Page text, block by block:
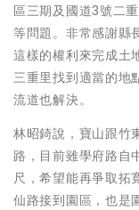
區三期及國道3號二
等問題。非常感謝縣
這樣的權利來完成土
三重里找到適當的地
流道也解決。
林昭錡說，寶山跟竹
路，目前雖學府路自
尺，希望能再爭取拓
仙路接到園區，也是